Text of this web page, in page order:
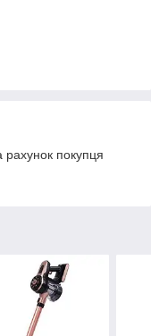
рахунок покупця